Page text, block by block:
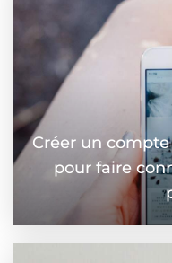
Créer un
pour faire